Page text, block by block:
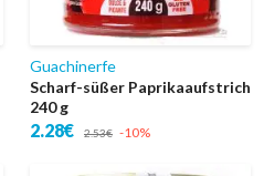
Guachinerfe
Scharf-süßer Paprikaaufstrich
240 g
2.28€ 2.53€ -10%